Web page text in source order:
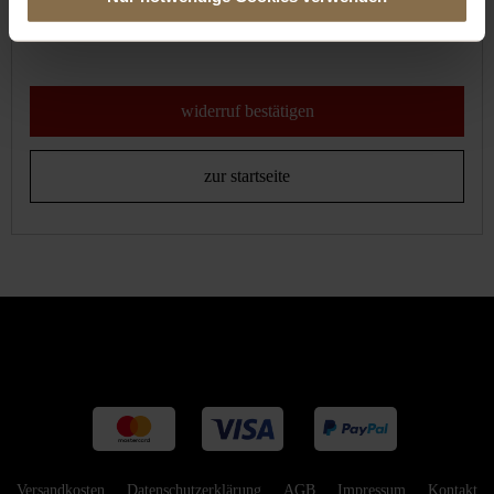
widerruf bestätigen
zur startseite
Versandkosten Datenschutzerklärung AGB Impressum Kontakt